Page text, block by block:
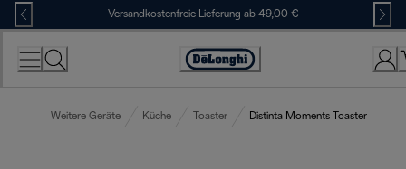
Skip
to
Content
Versandkostenfreie Lieferung ab 49,00 €
Erklärung
Zugänglichkeit
Weitere Geräte Küche Toaster Distinta Moments Toaster